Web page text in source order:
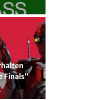
Finals“